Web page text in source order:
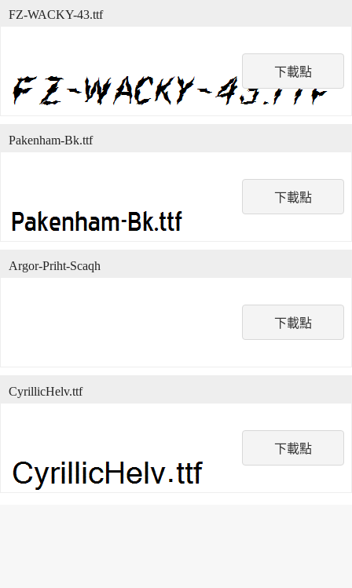
下載點
FZ-WACKY-43.ttf
下載點
Pakenham-Bk.ttf
下載點
Argor-Priht-Scaqh
下載點
CyrillicHelv.ttf